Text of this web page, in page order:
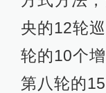
央的12轮
轮的10个
第八轮的